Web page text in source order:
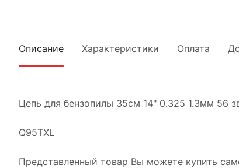
Описание Характеристики Оплата
Цепь для бензопилы 35см 14" 0.325 1.3мм 56
Q95TXL
Представленный товар Вы можете купить